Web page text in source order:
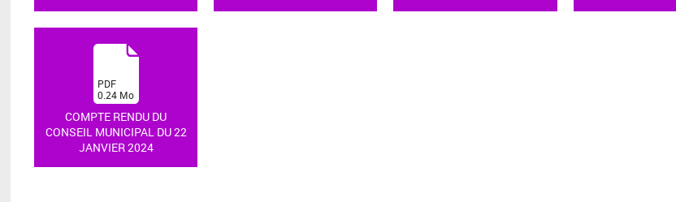
COMPTE RENDU DU
CONSEIL MUNICIPAL DU 22
JANVIER 2024
(PDF
0.24 Mo
)